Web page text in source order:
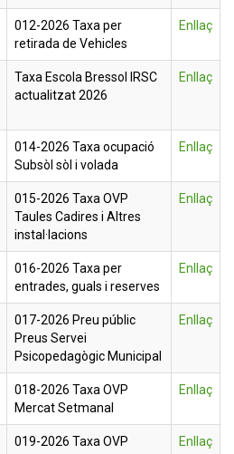
012-2026 Taxa per
retirada de Vehicles
Enllaç
Taxa Escola Bressol IRSC
actualitzat 2026
Enllaç
014-2026 Taxa ocupació
Subsòl sòl i volada
Enllaç
015-2026 Taxa OVP
Taules Cadires i Altres
instal·lacions
Enllaç
016-2026 Taxa per
entrades, guals i reserves
Enllaç
017-2026 Preu públic
Preus Servei
Psicopedagògic Municipal
Enllaç
018-2026 Taxa OVP
Mercat Setmanal
Enllaç
019-2026 Taxa OVP
Enllaç